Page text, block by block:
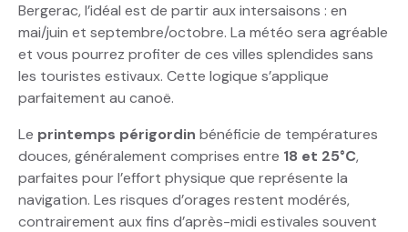
Bergerac, l’idéal est de partir aux intersaisons : en
mai/juin et septembre/octobre. La météo sera agréable
et vous pourrez profiter de ces villes splendides sans
les touristes estivaux. Cette logique s’applique
parfaitement au canoë.
Le printemps périgordin bénéficie de températures
douces, généralement comprises entre 18 et 25°C,
parfaites pour l’effort physique que représente la
navigation. Les risques d’orages restent modérés,
contrairement aux fins d’après-midi estivales souvent